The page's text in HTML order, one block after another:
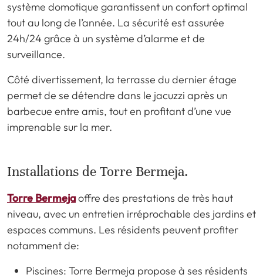
système domotique garantissent un confort optimal
tout au long de l’année. La sécurité est assurée
24h/24 grâce à un système d’alarme et de
surveillance.
Côté divertissement, la terrasse du dernier étage
permet de se détendre dans le jacuzzi après un
barbecue entre amis, tout en profitant d’une vue
imprenable sur la mer.
Installations de Torre Bermeja.
Torre Bermejaoffre des prestations de très haut
niveau, avec un entretien irréprochable des jardins et
espaces communs. Les résidents peuvent profiter
notamment de:
Piscines: Torre Bermeja propose à ses résidents